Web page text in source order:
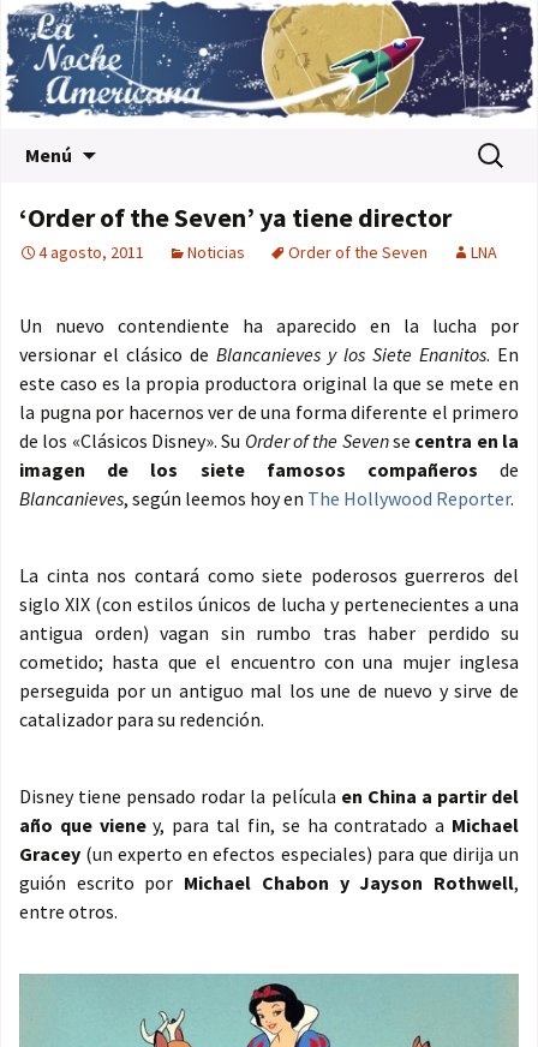
Menú Buscar:
‘Order of the Seven’ ya tiene director
4 agosto, 2011 Noticias Order of the Seven LNA
Un nuevo contendiente ha aparecido en la lucha por
versionar el clásico de Blancanieves y los Siete Enanitos. En
este caso es la propia productora original la que se mete en
la pugna por hacernos ver de una forma diferente el primero
de los «Clásicos Disney». Su Order of the Sevense centra en la
imagen de los siete famosos compañeros de
Blancanieves, según leemos hoy en The Hollywood Reporter.
La cinta nos contará como siete poderosos guerreros del
siglo XIX (con estilos únicos de lucha y pertenecientes a una
antigua orden) vagan sin rumbo tras haber perdido su
cometido; hasta que el encuentro con una mujer inglesa
perseguida por un antiguo mal los une de nuevo y sirve de
catalizador para su redención.
Disney tiene pensado rodar la película en China a partir del
año que vieney, para tal fin, se ha contratado a Michael
Gracey (un experto en efectos especiales) para que dirija un
guión escrito por Michael Chabon y Jayson Rothwell,
entre otros.